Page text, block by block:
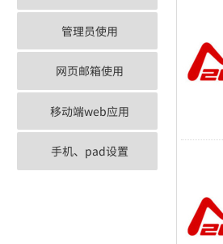
管理员使用
网页邮箱使用
移动端web应用
手机、pad设置